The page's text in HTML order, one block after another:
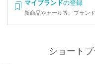
マイブランドの登録
新商品やセール等、ブラン
ショート